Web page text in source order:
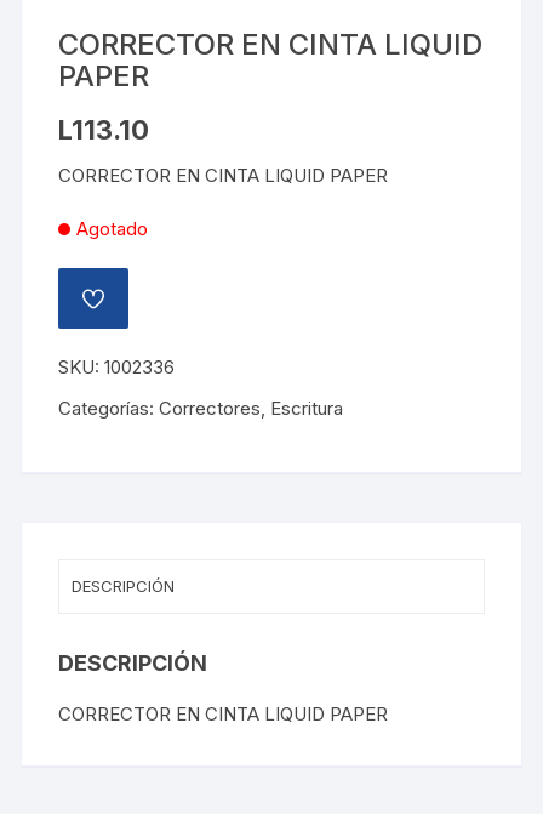
CORRECTOR EN CINTA LIQUID
PAPER
L113.10
CORRECTOR EN CINTA LIQUID PAPER
Agotado
AÑADIR
A
LISTA
DE
DESEOS
SKU:1002336
Categorías:Correctores, Escritura
DESCRIPCIÓN
DESCRIPCIÓN
CORRECTOR EN CINTA LIQUID PAPER